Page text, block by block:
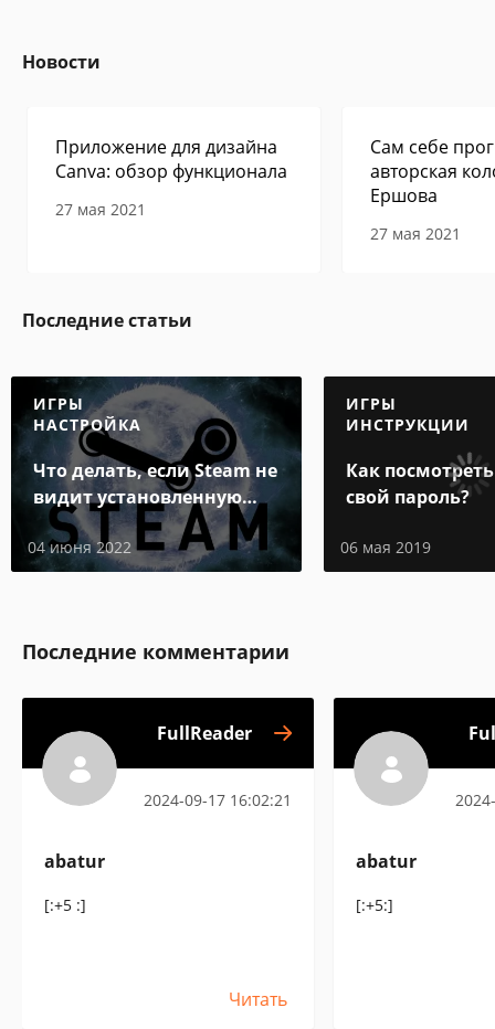
Новости
Приложение для дизайна
Canva: обзор функционала
27 мая 2021
Сам себе
авторская
Ершова
27 мая 2021
Последние статьи
ИГРЫ
НАСТРОЙКА
Что делать, если Steam не
видит установленную
игру
04 июня 2022
ИГРЫ
ИНСТРУКЦИИ
Как
свой пароль?
06 мая 2019
Последние комментарии
FullReader
2024-09-17 16:02:21
abatur
[:+5 :]
Читать
abatur
[:+5:]